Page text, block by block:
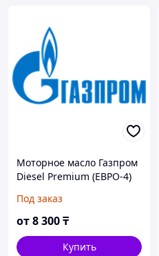
Моторное масло Газпром
Diesel Premium (ЕВРО-4)
Под заказ
от8 300₸
Купить